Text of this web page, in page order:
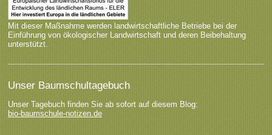
Mit dieser Maßnahme werden landwirtschaftliche Betriebe bei der
Einführung von ökologischer Landwirtschaft und deren Beibehaltung
unterstützt.
Unser Baumschultagebuch
Unser Tagebuch finden Sie ab sofort auf diesem Blog:
bio-baumschule-notizen.de